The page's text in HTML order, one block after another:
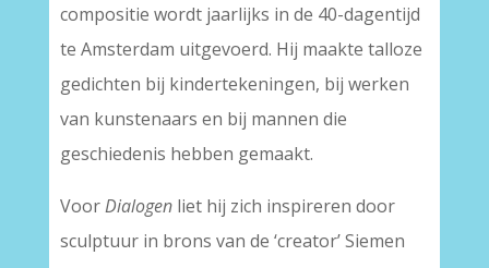
compositie wordt jaarlijks in de 40-dagentijd
te Amsterdam uitgevoerd. Hij maakte talloze
gedichten bij kindertekeningen, bij werken
van kunstenaars en bij mannen die
geschiedenis hebben gemaakt.
VoorDialogenliet hij zich inspireren door
sculptuur in brons van de ‘creator’ Siemen